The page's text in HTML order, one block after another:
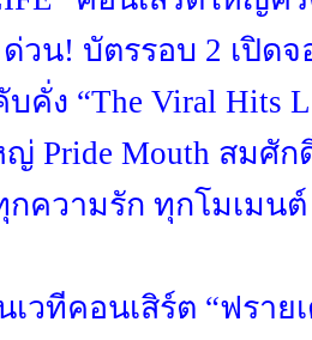
วน! บัตรรอบ 2 เปิดจ
คั่ง “The Viral Hits
ญ่ Pride Mouth สมศั
กความรัก ทุกโมเมน
วทีคอนเสิร์ต “ฟรา